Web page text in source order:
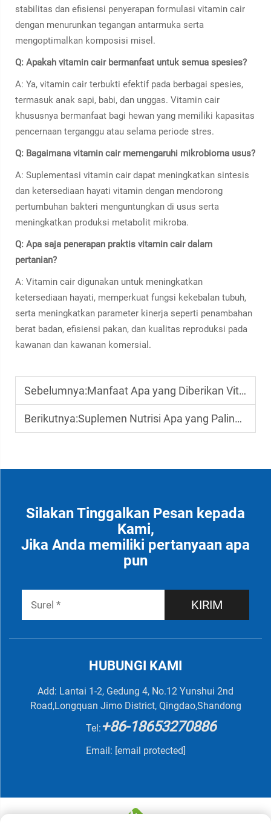
stabilitas dan efisiensi penyerapan formulasi vitamin cair
dengan menurunkan tegangan antarmuka serta
mengoptimalkan komposisi misel.
Q: Apakah vitamin cair bermanfaat untuk semua spesies?
A: Ya, vitamin cair terbukti efektif pada berbagai spesies,
termasuk anak sapi, babi, dan unggas. Vitamin cair
khususnya bermanfaat bagi hewan yang memiliki kapasitas
pencernaan terganggu atau selama periode stres.
Q: Bagaimana vitamin cair memengaruhi mikrobioma usus?
A: Suplementasi vitamin cair dapat meningkatkan sintesis
dan ketersediaan hayati vitamin dengan mendorong
pertumbuhan bakteri menguntungkan di usus serta
meningkatkan produksi metabolit mikroba.
Q: Apa saja penerapan praktis vitamin cair dalam
pertanian?
A: Vitamin cair digunakan untuk meningkatkan
ketersediaan hayati, memperkuat fungsi kekebalan tubuh,
serta meningkatkan parameter kinerja seperti penambahan
berat badan, efisiensi pakan, dan kualitas reproduksi pada
kawanan dan kawanan komersial.
Sebelumnya:Manfaat Apa yang Diberikan Vitamin Cair pada Ternak Selama Stres Panas
Berikutnya:Suplemen Nutrisi Apa yang Paling Efektif untuk Meningkatkan Metabolisme Hati pada Ternak
Silakan Tinggalkan Pesan kepada
Kami,
Jika Anda memiliki pertanyaan apa
pun
KIRIM
HUBUNGI KAMI
Add: Lantai 1-2, Gedung 4, No.12 Yunshui 2nd
Road,Longquan Jimo District, Qingdao,Shandong
Tel:+86-18653270886
Email: [email protected]